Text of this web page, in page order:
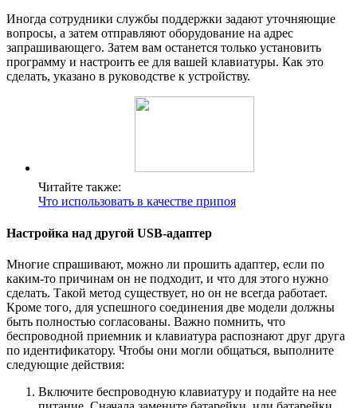
Иногда сотрудники службы поддержки задают уточняющие
вопросы, а затем отправляют оборудование на адрес
запрашивающего. Затем вам останется только установить
программу и настроить ее для вашей клавиатуры. Как это
сделать, указано в руководстве к устройству.
Читайте также:
Что использовать в качестве припоя
Настройка над другой USB-адаптер
Многие спрашивают, можно ли прошить адаптер, если по
каким-то причинам он не подходит, и что для этого нужно
сделать. Такой метод существует, но он не всегда работает.
Кроме того, для успешного соединения две модели должны
быть полностью согласованы. Важно помнить, что
беспроводной приемник и клавиатура распознают друг друга
по идентификатору. Чтобы они могли общаться, выполните
следующие действия:
Включите беспроводную клавиатуру и подайте на нее